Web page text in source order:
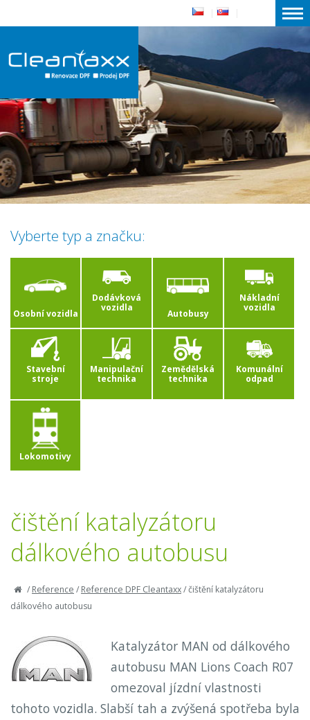
Vyberte typ a značku:
Osobní vozidla
Dodávková
vozidla
Autobusy
Nákladní
vozidla
Stavební
stroje
Manipulační
technika
Zemědělská
technika
Komunální
odpad
Lokomotivy
čištění katalyzátoru
dálkového autobusu
/Reference /Reference DPF Cleantaxx/čištění katalyzátoru
dálkového autobusu
Katalyzátor MAN od dálkového
autobusu MAN Lions Coach R07
omezoval jízdní vlastnosti
tohoto vozidla. Slabší tah a zvýšená spotřeba byla